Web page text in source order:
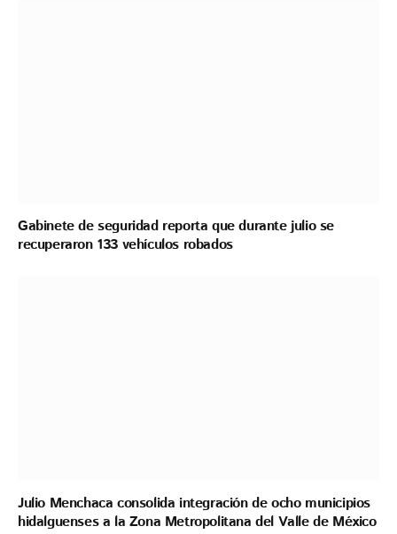
Gabinete de seguridad reporta que durante julio se
recuperaron 133 vehículos robados
Julio Menchaca consolida integración de ocho municipios
hidalguenses a la Zona Metropolitana del Valle de México